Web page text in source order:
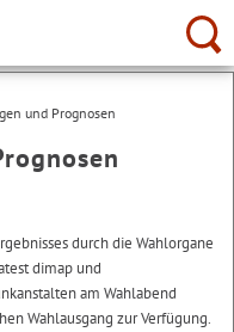
und Prognosen
durch die Wahlorgane
dimap und
am Wahlabend
Wahlausgang zur Verfügung.